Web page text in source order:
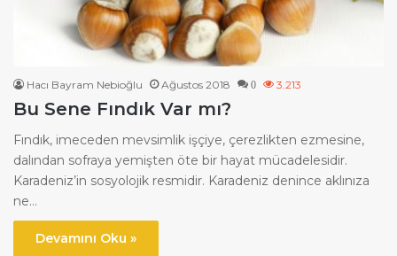
Hacı Bayram Nebioğlu Ağustos 2018 0 3.213
Bu Sene Fındık Var mı?
Fındık, imeceden mevsimlik işçiye, çerezlikten ezmesine,
dalından sofraya yemişten öte bir hayat mücadelesidir.
Karadeniz’in sosyolojik resmidir. Karadeniz denince aklınıza
ne…
Devamını Oku »